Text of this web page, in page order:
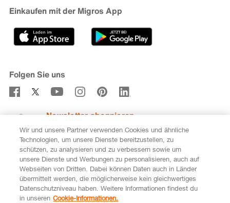
Filialfinder
Migros Bank
Karriere
Sponsoring
Medien
Verhaltenskodex & Meldestelle
Einkaufen mit der Migros App
Folgen Sie uns
Newsletter abonnieren
Rechtliches Datenschutz
Impressum
Cookie-Einstellungen
FR
Wir und unsere Partner verwenden Cookies und ähnliche
Technologien, um unsere Dienste bereitzustellen, zu
schützen, zu analysieren und zu verbessern sowie um
unsere Dienste und Werbungen zu personalisieren, auch auf
Webseiten von Dritten. Dabei können Daten auch in Länder
übermittelt werden, die möglicherweise kein gleichwertiges
Datenschutzniveau haben. Weitere Informationen findest du
in unseren Cookie-Informationen.